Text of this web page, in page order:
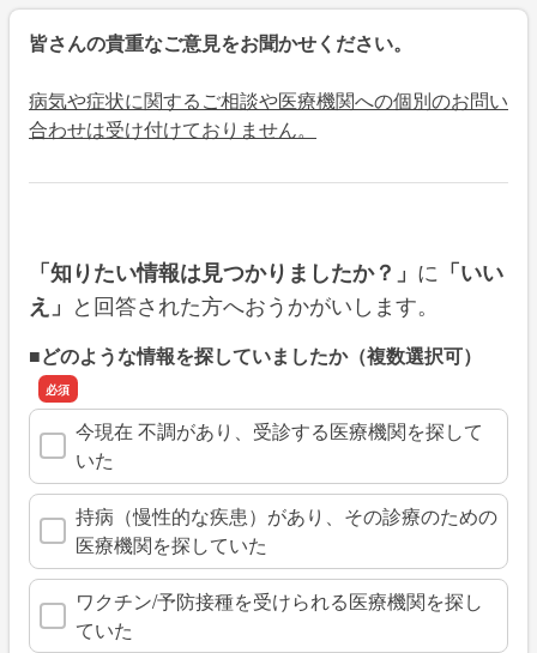
皆さんの貴重なご意見をお聞かせください。
病気や症状に関するご相談や医療機関への個別のお問い
合わせは受け付けておりません。
「知りたい情報は見つかりましたか？」 に 「いい
え」 と回答された方へおうかがいします。
■どのような情報を探していましたか（複数選択可）
今現在 不調があり、受診する医療機関を探して
いた
持病（慢性的な疾患）があり、その診療のための
医療機関を探していた
ワクチン/予防接種を受けられる医療機関を探し
ていた